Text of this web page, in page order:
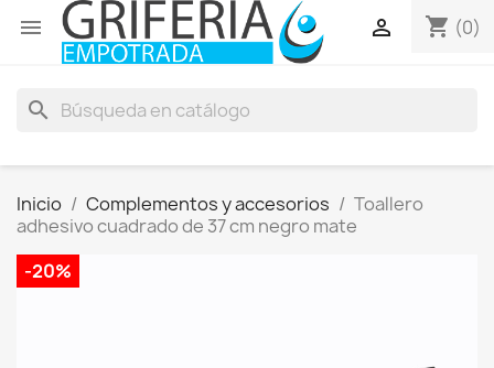
 shopping_cart (0)

search
Inicio Complementos y accesorios
Toallero
adhesivo cuadrado de 37 cm negro mate
-20%